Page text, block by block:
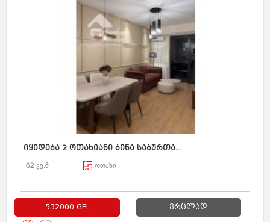
იყიდება 2 ოთახიანი ბინა საბურთა...
62 კვ.მ ოთახი
532000 GEL ვრცლად